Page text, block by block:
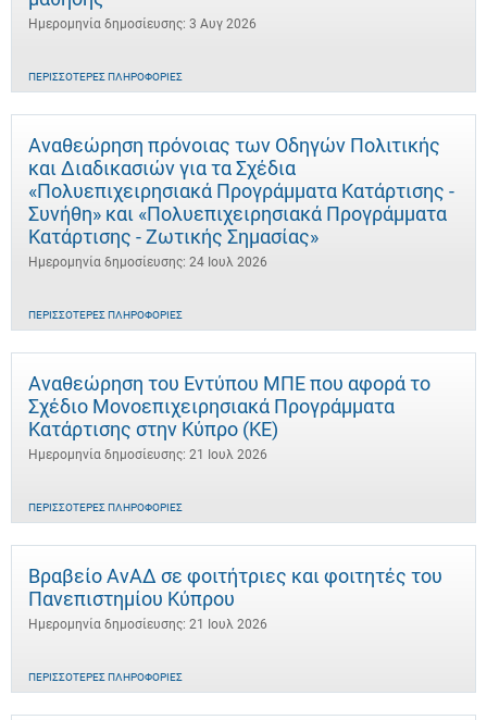
Ημερομηνία δημοσίευσης: 3 Αυγ 2026
ΠΕΡΙΣΣΌΤΕΡΕΣ ΠΛΗΡΟΦΟΡΊΕΣ
Αναθεώρηση πρόνοιας των Οδηγών Πολιτικής
και Διαδικασιών για τα Σχέδια
«Πολυεπιχειρησιακά Προγράμματα Κατάρτισης -
Συνήθη» και «Πολυεπιχειρησιακά Προγράμματα
Κατάρτισης - Ζωτικής Σημασίας»
Ημερομηνία δημοσίευσης: 24 Ιουλ 2026
ΠΕΡΙΣΣΌΤΕΡΕΣ ΠΛΗΡΟΦΟΡΊΕΣ
Αναθεώρηση του Εντύπου ΜΠΕ που αφορά το
Σχέδιο Μονοεπιχειρησιακά Προγράμματα
Κατάρτισης στην Κύπρο (ΚΕ)
Ημερομηνία δημοσίευσης: 21 Ιουλ 2026
ΠΕΡΙΣΣΌΤΕΡΕΣ ΠΛΗΡΟΦΟΡΊΕΣ
Βραβείο ΑνΑΔ σε φοιτήτριες και φοιτητές του
Πανεπιστημίου Κύπρου
Ημερομηνία δημοσίευσης: 21 Ιουλ 2026
ΠΕΡΙΣΣΌΤΕΡΕΣ ΠΛΗΡΟΦΟΡΊΕΣ